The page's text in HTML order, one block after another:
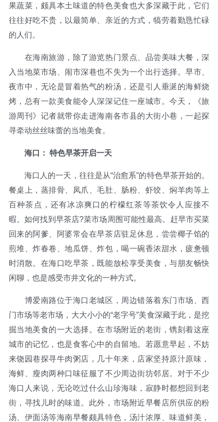
果蔬菜，颇具本土味道的特色美食也大多深藏于此，它们
往往好吃不贵，以最简单、亲近的方式，犒劳着勤恳忙碌
的人们。
在海南旅游，除了游览热门景点、品尝美味大餐，深
入当地菜市场、闹市深巷也不失为一个出行选择。早市、
夜市中，无论是冒着热气的粉汤，还是引人垂涎的海鲜烧
烤，总有一款美食能令人深深记住一座城市。今天，《旅
游周刊》记者就带你走进海南各市县的大街小巷，一起探
寻牵动丝丝味蕾的当地美食。
海口： 特色早茶开启一天
海口人的一天，往往是从“治愈系”的特色早茶开始的。
餐桌上，蒸排骨、凤爪、毛肚、肠粉、虾饺、焖羊肉等上
百种茶点，还有冰凉爽口的柠檬红茶等茶饮令人应接不
暇。如何找到早茶店?菜市场周围可能性最高。赶早市买菜
回来的阿爹、阿婆常会在早茶店驻足休息，尝尝椰子馅的
煎堆、炸春卷、地瓜饼、炸包，喝一碗香浓甜水，疲惫顿
时消散。在海口吃早茶，既能放松享受美食，与朋友畅快
闲聊，也是感受市井文化的一种方式。
博爱南路位于海口老城区，周边错落着东门市场、西
门市场等老市场，大大小小的“老字号”美食深藏于此，是挖
掘当地美食的一大选择。在市场附近的老街，镌刻着这座
城市的记忆，也是食客心中的自留地。若愿意早起，不妨
来饶园巷探寻牛肉粥店，几十年来，店家坚持原汁原味，
海鲜、瘦肉两种口味征服了不少周边街坊邻居。对于不少
海口人来说，无论吃过什么山珍海味，寂静时都想回到老
街，寻找儿时的味道。此外，市场附近早餐店所供应的粉
汤、伊面汤等海南早餐颇具特色，汤汁浓厚、味道鲜美，